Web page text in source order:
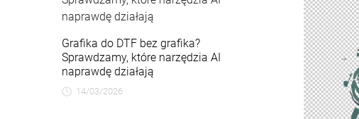
Grafika do DTF bez grafika?
Sprawdzamy, które narzędzia AI
naprawdę działają
14/03/2026